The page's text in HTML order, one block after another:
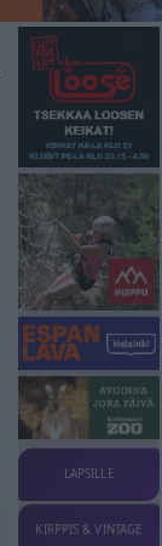
LAPSILLE
KIRPPIS & VINTAGE